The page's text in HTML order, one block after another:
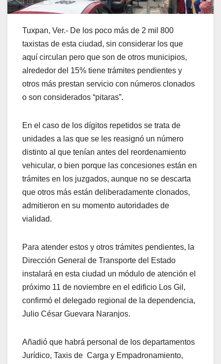
Tuxpan, Ver.- De los poco más de 2 mil 800
taxistas de esta ciudad, sin considerar los que
aquí circulan pero que son de otros municipios,
alrededor del 15% tiene trámites pendientes y
otros más prestan servicio con números clonados
o son considerados “pitaras”.
En el caso de los dígitos repetidos se trata de
unidades a las que se les reasignó un número
distinto al que tenían antes del reordenamiento
vehicular, o bien porque las concesiones están en
trámites en los juzgados, aunque no se descarta
que otros más están deliberadamente clonados,
admitieron en su momento autoridades de
vialidad.
Para atender estos y otros trámites pendientes, la
Dirección General de Transporte del Estado
instalará en esta ciudad un módulo de atención el
próximo 11 de noviembre en el edificio Los Gil,
confirmó el delegado regional de la dependencia,
Julio César Guevara Naranjos.
Añadió que habrá personal de los departamentos
Jurídico, Taxis de Carga y Empadronamiento,